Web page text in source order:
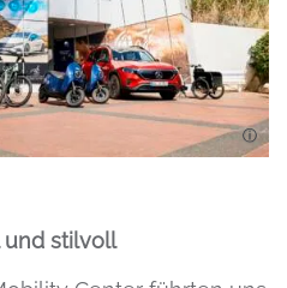
und stilvoll